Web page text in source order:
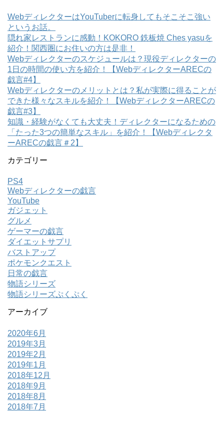
WebディレクターはYouTuberに転身してもそこそこ強い
というお話。
隠れ家レストランに感動！KOKORO 鉄板焼 Ches yasuを
紹介！関西圏にお住いの方は是非！
Webディレクターのスケジュールは？現役ディレクターの
1日の時間の使い方を紹介！【WebディレクターARECの
戯言#4】
Webディレクターのメリットとは？私が実際に得ることが
できた様々なスキルを紹介！【WebディレクターARECの
戯言#3】
知識・経験がなくても大丈夫！ディレクターになるための
「たった3つの簡単なスキル」を紹介！【Webディレクタ
ーARECの戯言＃2】
カテゴリー
PS4
Webディレクターの戯言
YouTube
ガジェット
グルメ
ゲーマーの戯言
ダイエットサプリ
バストアップ
ポケモンクエスト
日常の戯言
物語シリーズ
物語シリーズぷくぷく
アーカイブ
2020年6月
2019年3月
2019年2月
2019年1月
2018年12月
2018年9月
2018年8月
2018年7月